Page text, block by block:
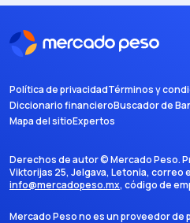
Política de privacidadTérminos y
Diccionario financieroBuscador de
Mapa del sitioExpertos
Derechos de autor ©Mercado Peso.
Viktorijas 25, Jelgava, Letonia, correo
info@mercadopeso.mx, código de
Mercado Peso no es un proveedor de